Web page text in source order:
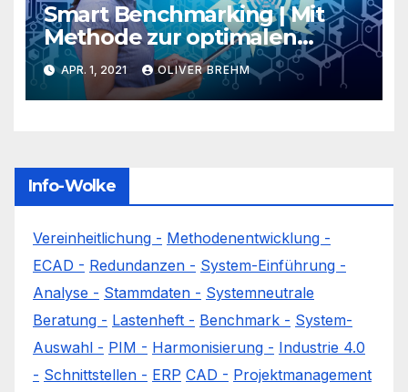
Smart Benchmarking | Mit
Methode zur optimalen
Systemauswahl
APR. 1, 2021 OLIVER BREHM
Info-Wolke
Vereinheitlichung - Methodenentwicklung -
ECAD - Redundanzen - System-Einführung -
Analyse - Stammdaten - Systemneutrale
Beratung - Lastenheft - Benchmark - System-
Auswahl - PIM - Harmonisierung - Industrie 4.0
- Schnittstellen - ERP CAD - Projektmanagement